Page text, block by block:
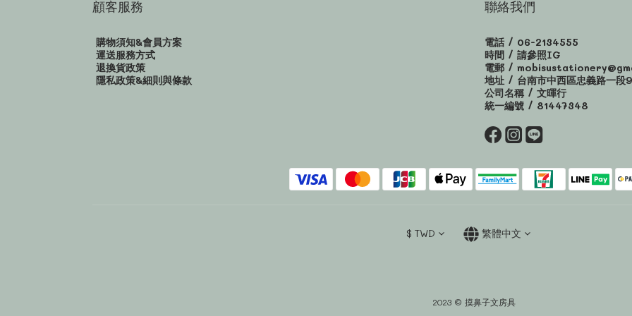
顧客服務
購物須知&會員方案
運送服務方式
退換貨政策
隱私政策&細則與條款
聯絡我們
電話 / 06-2134555
時間 / 請參照IG
電郵 /
地址 / 台南市中西區忠義路一段
公司名稱 / 文暉行
統一編號 / 81447348
$ TWD 繁體中文
2023 © 摸鼻子文房具